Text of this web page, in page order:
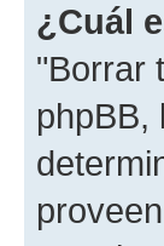
¿Cuál
"Borrar
phpBB,